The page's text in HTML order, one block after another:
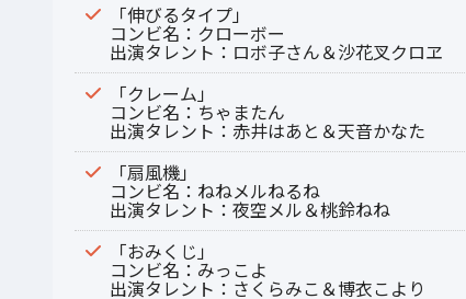
「伸びるタイプ」
コンビ名：クローボー
出演タレント：ロボ子さん＆沙花叉クロヱ
「クレーム」
コンビ名：ちゃまたん
出演タレント：赤井はあと＆天音かなた
「扇風機」
コンビ名：ねねメルねるね
出演タレント：夜空メル＆桃鈴ねね
「おみくじ」
コンビ名：みっこよ
出演タレント：さくらみこ＆博衣こより